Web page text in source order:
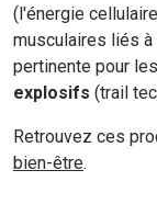
(l'énergie
musculaires liés
pertinente pour
explosifs (trail
Retrouvez ces
bien-être.